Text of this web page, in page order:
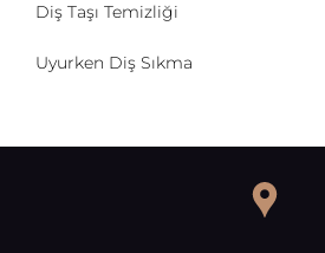
Diş Taşı Temizliği
Uyurken Diş Sıkma